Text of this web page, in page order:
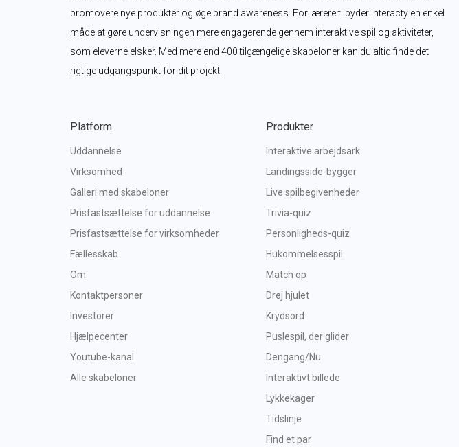
promovere nye produkter og øge brand awareness. For lærere tilbyder Interacty en enkel
måde at gøre undervisningen mere engagerende gennem interaktive spil og aktiviteter,
som eleverne elsker. Med mere end 400 tilgængelige skabeloner kan du altid finde det
rigtige udgangspunkt for dit projekt.
Platform
Uddannelse
Virksomhed
Galleri med skabeloner
Prisfastsættelse for uddannelse
Prisfastsættelse for virksomheder
Fællesskab
Om
Kontaktpersoner
Investorer
Hjælpecenter
Youtube-kanal
Alle skabeloner
Produkter
Interaktive arbejdsark
Landingsside-bygger
Live spilbegivenheder
Trivia-quiz
Personligheds-quiz
Hukommelsesspil
Match op
Drej hjulet
Krydsord
Puslespil, der glider
Dengang/Nu
Interaktivt billede
Lykkekager
Tidslinje
Find et par